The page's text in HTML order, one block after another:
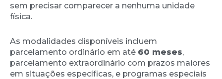
sem precisar comparecer a nenhuma unidade
física.
As modalidades disponíveis incluem
parcelamento ordinário em até 60 meses,
parcelamento extraordinário com prazos maiores
em situações específicas, e programas especiais